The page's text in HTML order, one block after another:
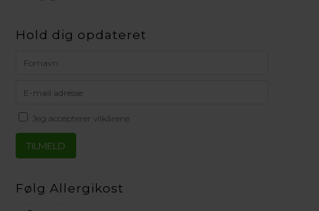
Hold dig opdateret
Jeg accepterer vilkårene
Følg Allergikost